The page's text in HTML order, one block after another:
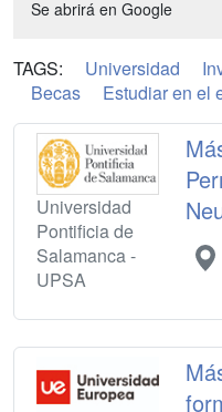
Se abrirá en Google
TAGS: Universidad
Becas
Estudiar en el
Universidad
Pontificia de
Salamanca -
UPSA